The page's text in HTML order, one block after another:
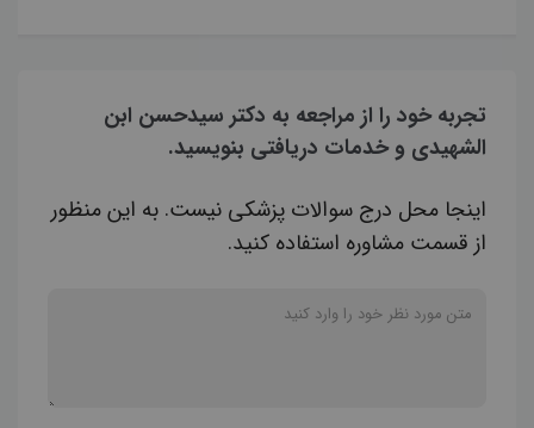
تجربه خود را از مراجعه به دکتر سیدحسن ابن
الشهیدی و خدمات دریافتی بنویسید.
اینجا محل درج سوالات پزشکی نیست. به این منظور
از قسمت مشاوره استفاده کنید.